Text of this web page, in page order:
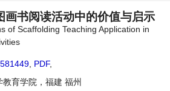
画书阅读活动中的价值与启示
of Scaffolding Teaching Application in
PDF,
教育学院，福建 福州